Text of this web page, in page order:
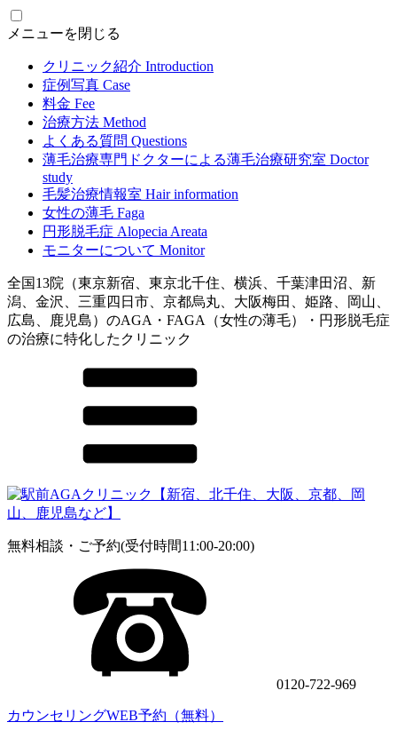
メニューを閉じる
クリニック紹介 Introduction
症例写真 Case
料金 Fee
治療方法 Method
よくある質問 Questions
薄毛治療専門ドクターによる薄毛治療研究室 Doctor
study
毛髪治療情報室 Hair information
女性の薄毛 Faga
円形脱毛症 Alopecia Areata
モニターについて Monitor
全国13院（東京新宿、東京北千住、横浜、千葉津田沼、新
潟、金沢、三重四日市、京都烏丸、大阪梅田、姫路、岡山、
広島、鹿児島）のAGA・FAGA（女性の薄毛）・円形脱毛症
の治療に特化したクリニック
無料相談・ご予約(受付時間11:00-20:00)
0120-722-969
カウンセリングWEB予約（無料）